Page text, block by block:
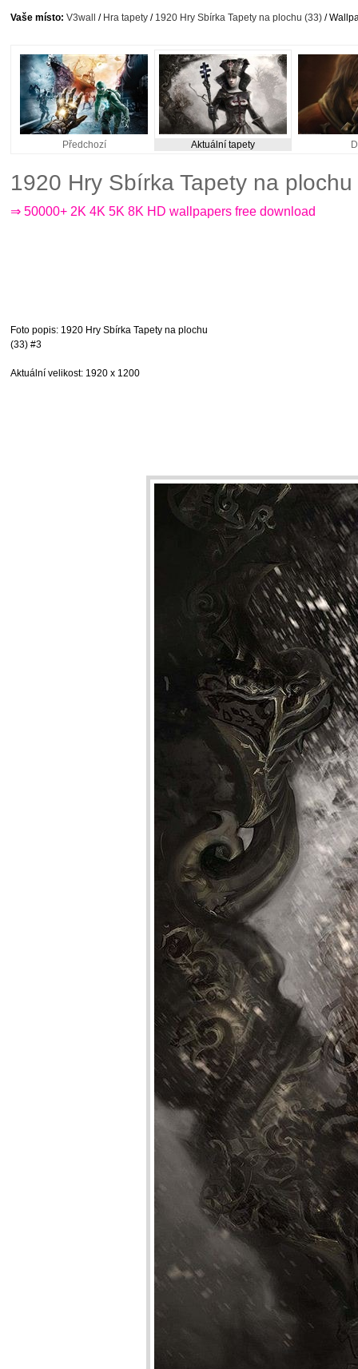
Vaše místo: V3wall / Hra tapety / 1920 Hry Sbírka Tapety na plochu (33) /
Předchozí Aktuální tapety
1920 Hry Sbírka Tapety na
⇒ 50000+ 2K 4K 5K 8K HD wallpapers free download
Foto popis: 1920 Hry Sbírka Tapety na plochu
(33) #3
Aktuální velikost: 1920 x 1200